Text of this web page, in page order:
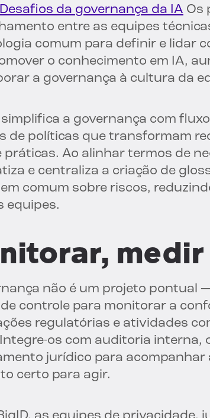
Desafios da governança da IA Os
entre as equipes
comum para definir e lidar
o conhecimento em IA,
a governança à cultura da
simplifica a governança com
de políticas que transformam
práticas. Ao alinhar termos de
e centraliza a criação de
comum sobre riscos,
equipes.
não é um projeto pontual
controle para monitorar a
regulatórias e atividades
os com auditoria interna,
jurídico para acompanhar
certo para agir.